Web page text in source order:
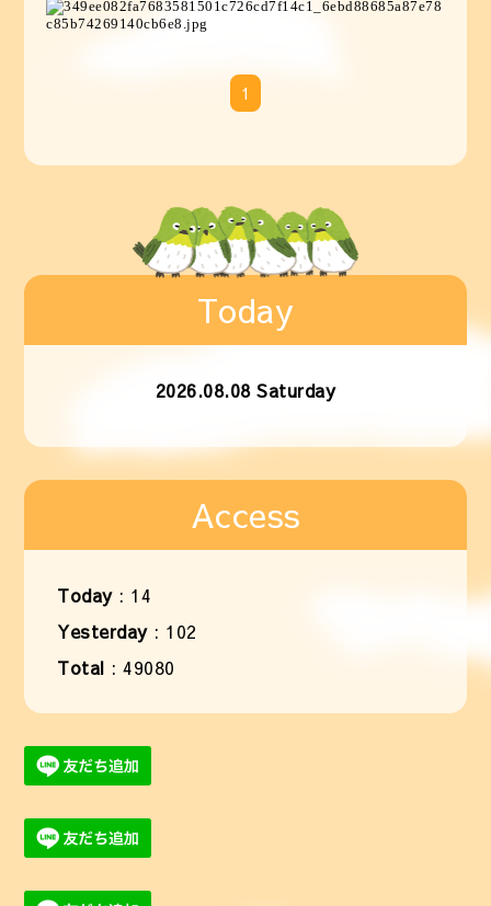
1
Today
2026.08.08 Saturday
Access
Today: 14
Yesterday: 102
Total :49080